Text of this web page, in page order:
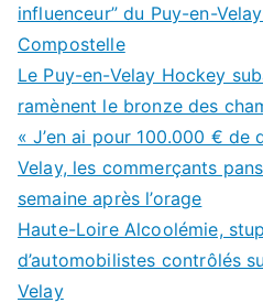
influenceur” du Puy-en-
Compostelle
Le Puy-en-Velay Hockey
ramènent le bronze des
« J’en ai pour 100.000 € de
Velay, les commerçants
semaine après l’orage
Haute-Loire Alcoolémie,
d’automobilistes contrôlés
Velay